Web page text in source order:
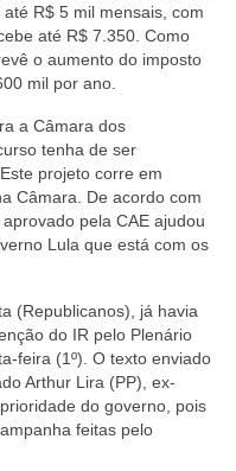
ferragens e
por Empresa
R$ 5 mil mensais, com
até R$ 7.350. Como
o aumento do imposto
mil por ano.
a Câmara dos
tenha de ser
projeto corre em
Câmara. De acordo com
pela CAE ajudou
Lula que está com os
(Republicanos), já havia
do IR pelo Plenário
feira (1º). O texto enviado
Arthur Lira (PP), ex-
do governo, pois
feitas pelo